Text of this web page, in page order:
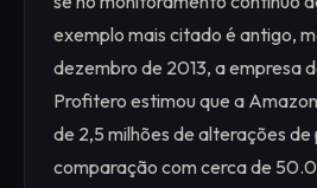
exemplo mais citado é antigo,
dezembro de 2013, a empresa
Profitero estimou que a
de 2,5 milhões de alterações
comparação com cerca de